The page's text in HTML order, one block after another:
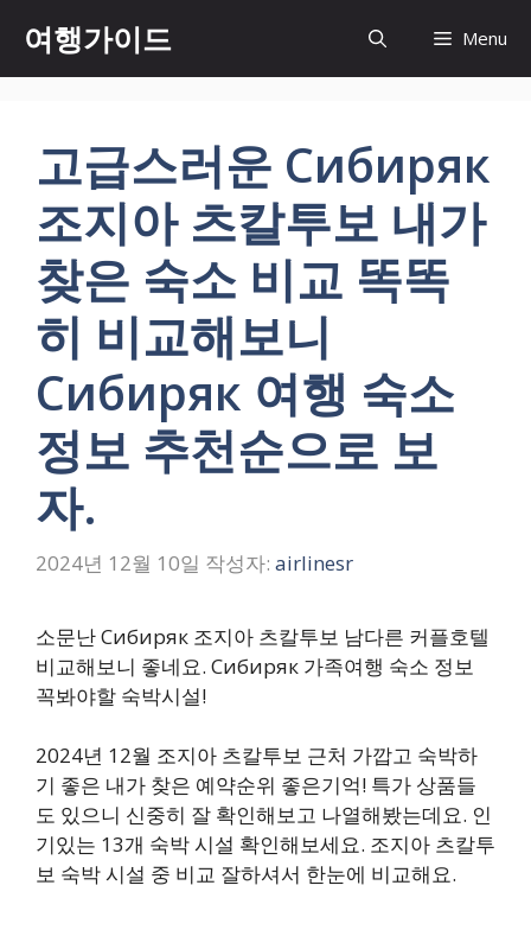
츠
여행가이드 Menu
고급스러운 Сибиряк
조지아 츠칼투보 내가
찾은 숙소 비교 똑똑
히 비교해보니
Сибиряк 여행 숙소
정보 추천순으로 보
자.
2024년 12월 10일 작성자: airlinesr
소문난 Сибиряк 조지아 츠칼투보 남다른 커플호텔
비교해보니 좋네요. Сибиряк 가족여행 숙소 정보
꼭봐야할 숙박시설!
2024년 12월 조지아 츠칼투보 근처 가깝고 숙박하
기 좋은 내가 찾은 예약순위 좋은기억! 특가 상품들
도 있으니 신중히 잘 확인해보고 나열해봤는데요. 인
기있는 13개 숙박 시설 확인해보세요. 조지아 츠칼투
보 숙박 시설 중 비교 잘하셔서 한눈에 비교해요.